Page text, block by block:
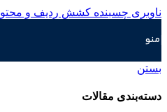
ناوبری چسبنده کشش ردیف و محتوا
منو
بستن
دسته‌بندی مقالات